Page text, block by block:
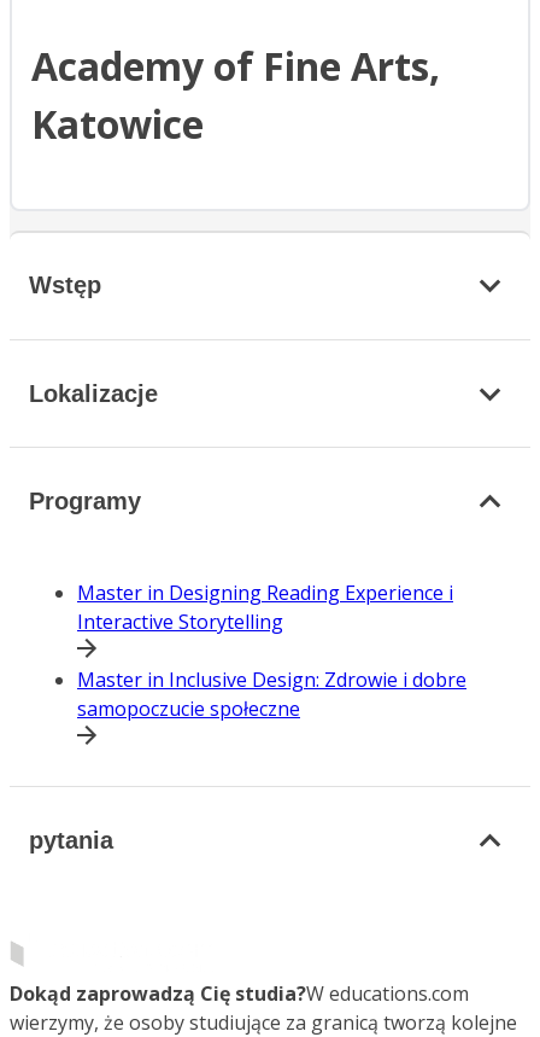
Academy of Fine Arts,
Katowice
Wstęp
Lokalizacje
Programy
Master in Designing Reading Experience i
Interactive Storytelling
Master in Inclusive Design: Zdrowie i dobre
samopoczucie społeczne
pytania
Dokąd zaprowadzą Cię studia?W educations.com
wierzymy, że osoby studiujące za granicą tworzą kolejne